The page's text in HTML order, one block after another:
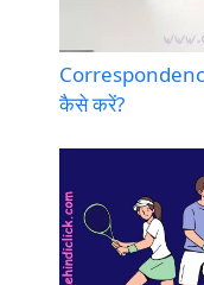
कैसे करें?